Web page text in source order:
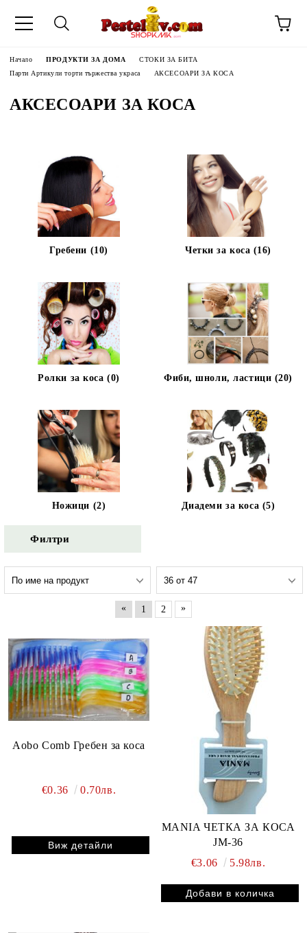
НА
Начало ПРОДУКТИ ЗА ДОМА
СТОКИ ЗА БИТА
Парти Артикули торти тържества украса
АКСЕСОАРИ ЗА КОСА
АКСЕСОАРИ ЗА КОСА
Гребени (10) Четки за коса (16)
Ролки за коса (0) Фиби, шноли, ластици (20)
Ножици (2) Диадеми за коса (5)
Филтри
« 1 2 »
Aobo Comb Гребен за коса
€0.36 0.70лв.
Виж детайли
MANIA ЧЕТКА ЗА КОСА
JM-36
€3.06
5.98лв.